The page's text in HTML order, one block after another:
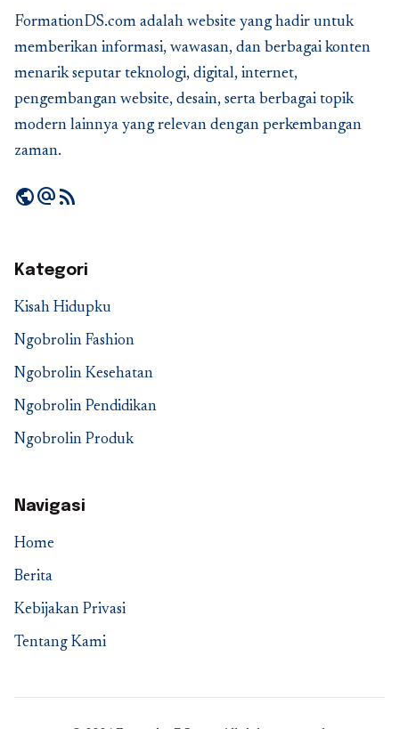
FormationDS.com adalah website yang hadir untuk
memberikan informasi, wawasan, dan berbagai konten
menarik seputar teknologi, digital, internet,
pengembangan website, desain, serta berbagai topik
modern lainnya yang relevan dengan perkembangan
zaman.
publicalternate_emailrss_feed
Kategori
Kisah Hidupku
Ngobrolin Fashion
Ngobrolin Kesehatan
Ngobrolin Pendidikan
Ngobrolin Produk
Navigasi
Home
Berita
Kebijakan Privasi
Tentang Kami